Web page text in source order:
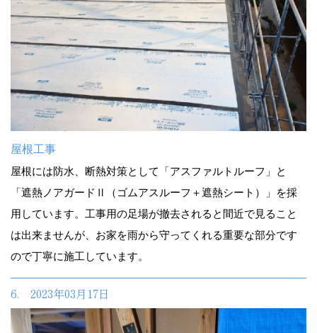
屋根工事
屋根には防水、断熱対策として「アスファルトルーフ」と
「遮熱ノアガードⅡ（ゴムアスルーフ＋遮熱シート）」を採
用しています。工事用の足場が撤去されると間近で見ること
は出来ませんが、お家を雨から守ってくれる重要な部分です
ので丁寧に施工しています。
6. 2023年03月17日